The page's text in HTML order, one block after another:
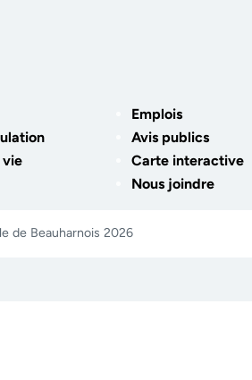
vie
Emplois
Avis publics
Carte interactive
Nous joindre
de Beauharnois 2026